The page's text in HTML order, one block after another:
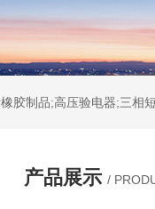
胶制品;高压验电器;三
产品展示 /